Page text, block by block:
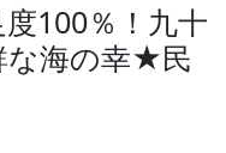
100％！九十
な海の幸★民